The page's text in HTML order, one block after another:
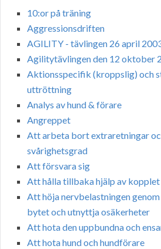
10:or på träning
Aggressionsdriften
AGILITY - tävlingen 26 april
Agilitytävlingen den 12 oktober
Aktionsspecifik (kroppslig) och
uttröttning
Analys av hund & förare
Angreppet
Att arbeta bort extraretningar
svårighetsgrad
Att försvara sig
Att hålla tillbaka hjälp av kopplet
Att höja nervbelastningen
bytet och utnyttja osäkerheter
Att hota den uppbundna och
Att hota hund och hundförare